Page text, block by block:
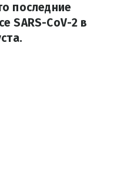
последние
SARS-CoV-2 в